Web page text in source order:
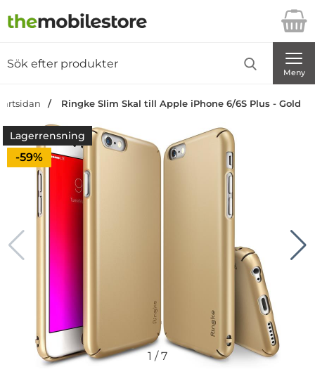
Startsidan för Danira Telecom AB
Meny
Ringke Slim Skal till Apple iPhone 6/6S Plus - Gold
Lagerrensning
Priset är nedsatt med
-59%
1 /7